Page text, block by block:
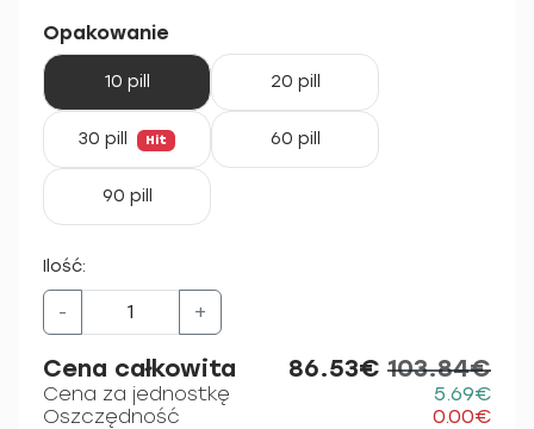
Opakowanie
10 pill 20 pill
30 pill Hit 60 pill
90 pill
Ilość:
- +
Cena całkowita 86.53€ 103.84€
Cena za jednostkę
5.69€
Oszczędność
0.00€